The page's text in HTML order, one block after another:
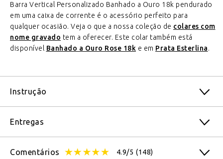
Barra Vertical Personalizado Banhado a Ouro 18k pendurado
em uma caixa de corrente é o acessório perfeito para
qualquer ocasião. Veja o que a nossa coleção de colares com
nome gravado tem a oferecer. Este colar também está
disponível Banhado a Ouro Rose 18k e em Prata Esterlina.
Instrução
Entregas
Comentários 4.9/5 (148)